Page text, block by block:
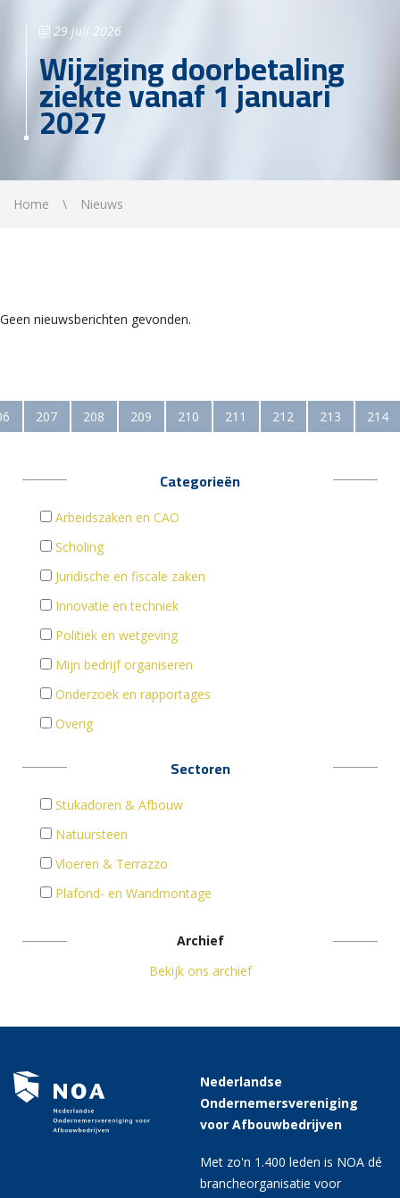
29 juli 2026
Wijziging doorbetaling
ziekte vanaf 1 januari
2027
Home Nieuws
Geen nieuwsberichten gevonden.
207 208 209 210 211 212 213 214
Categorieën
Arbeidszaken en CAO
Scholing
Juridische en fiscale zaken
Innovatie en techniek
Politiek en wetgeving
Mijn bedrijf organiseren
Onderzoek en rapportages
Overig
Sectoren
Stukadoren & Afbouw
Natuursteen
Vloeren & Terrazzo
Plafond- en Wandmontage
Archief
Bekijk ons archief
Nederlandse
Ondernemersvereniging
voor Afbouwbedrijven
Met zo'n 1.400 leden is NOA dé
brancheorganisatie voor